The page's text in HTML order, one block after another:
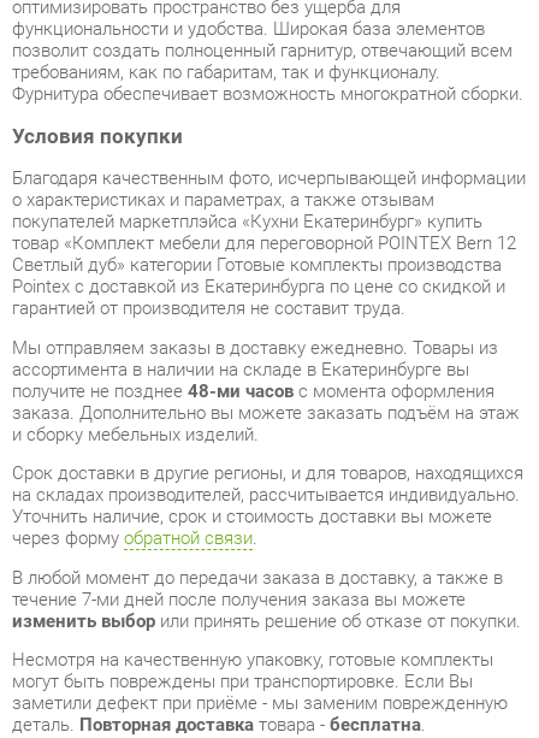
Условия покупки
Благодаря качественным фото, исчерпывающей информации
о характеристиках и параметрах, а также отзывам
покупателей маркетплэйса «Кухни Екатеринбург» купить
товар «Комплект мебели для переговорной POINTEX Bern 12
Светлый дуб» категории Готовые комплекты производства
Pointex с доставкой из Екатеринбурга по цене со скидкой и
гарантией от производителя не составит труда.
Мы отправляем заказы в доставку ежедневно. Товары из
ассортимента в наличии на складе в Екатеринбурге вы
получите не позднее48-ми часовс момента оформления
заказа. Дополнительно вы можете заказать подъём на этаж
и сборку мебельных изделий.
Срок доставки в другие регионы, и для товаров, находящихся
на складах производителей, рассчитывается индивидуально.
Уточнить наличие, срок и стоимость доставки вы можете
через формуобратной связи.
В любой момент до передачи заказа в доставку, а также в
течение 7-ми дней после получения заказа вы можете
изменить выборили принять решение об отказе от покупки.
Несмотря на качественную упаковку, готовые комплекты
могут быть повреждены при транспортировке. Если Вы
заметили дефект при приёме - мы заменим поврежденную
деталь.Повторная доставка товара -бесплатна.
На всю мебель категории Готовые комплекты
года с момента приобретения.
Комплект мебели для переговорной POINTEX Bern 12
Светлый дуб- это качественное изделие производства